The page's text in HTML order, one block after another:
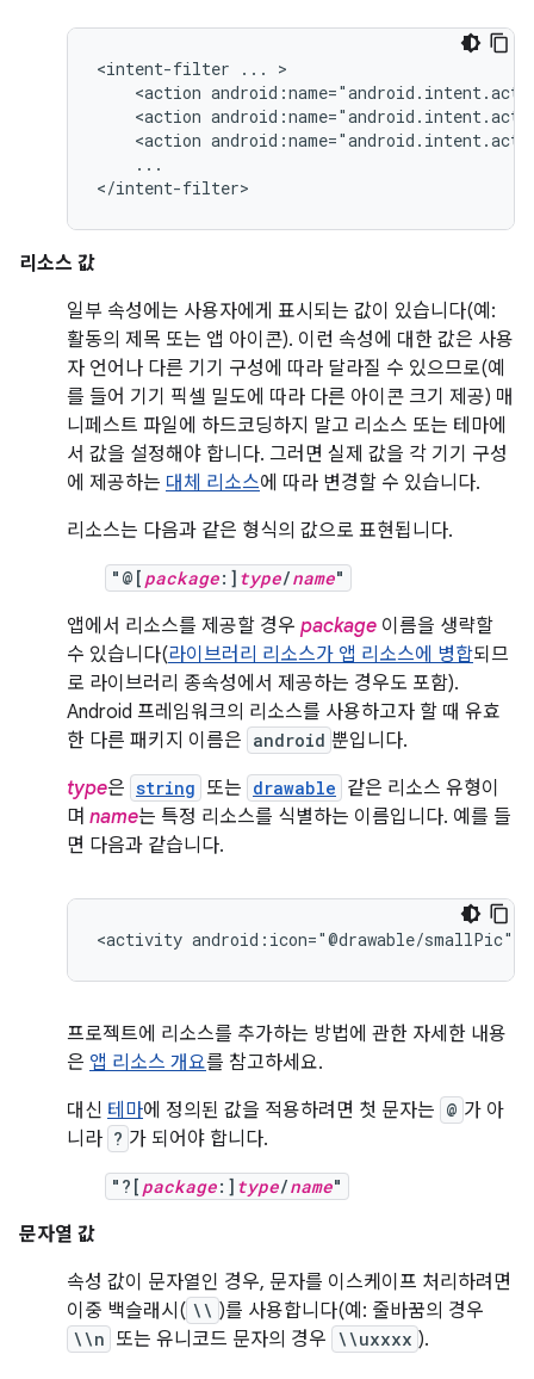
<intent-filter ...
<action
<action
<action
...
</intent-filter>
리소스 값
일부 속성에는 사용자에게 표시되는 값이 있습니다(예:
활동의 제목 또는 앱 아이콘). 이런 속성에 대한 값은 사용
자 언어나 다른 기기 구성에 따라 달라질 수 있으므로(예
를 들어 기기 픽셀 밀도에 따라 다른 아이콘 크기 제공) 매
니페스트 파일에 하드코딩하지 말고 리소스 또는 테마에
서 값을 설정해야 합니다. 그러면 실제 값을 각 기기 구성
에 제공하는 대체 리소스에 따라 변경할 수 있습니다.
리소스는 다음과 같은 형식의 값으로 표현됩니다.
"@[ package:] type/name"
앱에서 리소스를 제공할 경우 package 이름을 생략할
수 있습니다(라이브러리 리소스가 앱 리소스에 병합되므
로 라이브러리 종속성에서 제공하는 경우도 포함).
Android 프레임워크의 리소스를 사용하고자 할 때 유효
한 다른 패키지 이름은 android 뿐입니다.
type은 string 또는 drawable 같은 리소스 유형이
며 name는 특정 리소스를 식별하는 이름입니다. 예를 들
면 다음과 같습니다.
<activity android:icon="@drawable/smallPic"
프로젝트에 리소스를 추가하는 방법에 관한 자세한 내용
은 앱 리소스 개요를 참고하세요.
대신 테마에 정의된 값을 적용하려면 첫 문자는 @ 가 아
니라 ? 가 되어야 합니다.
"?[ package:] type/name"
문자열 값
속성 값이 문자열인 경우, 문자를 이스케이프 처리하려면
이중 백슬래시( \\ )를 사용합니다(예: 줄바꿈의 경우
\\n 또는 유니코드 문자의 경우 \\uxxxx ).